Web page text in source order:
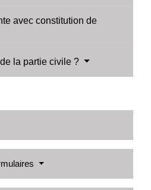
avec constitution de
la partie civile ?